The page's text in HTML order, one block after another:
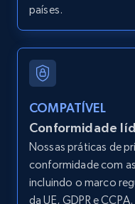
URL
URL, ID, User id,
11.3K+
países.
COMPATÍVEL
Conformidade
Nossas práticas de
conformidade com
incluindo o marco
da UE, GDPR e CCPA.